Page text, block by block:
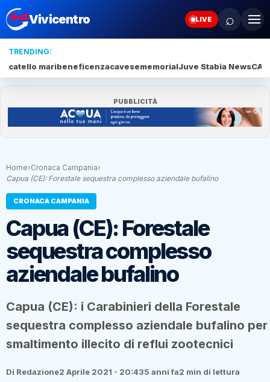
Vivicentro LIVE ⌕
TRENDING:
catello maribeneficenzacavesememorialJuve Stabia News
PUBBLICITÀ
Home›Cronaca Campania›
Capua (CE): Forestale sequestra complesso aziendale bufalino
CRONACA CAMPANIA
Capua (CE): Forestale
sequestra complesso
aziendale bufalino
Capua (CE): i Carabinieri della Forestale
sequestra complesso aziendale bufalino per
smaltimento illecito di reflui zootecnici
Di Redazione2 Aprile 2021 - 20:435 anni fa2 min di lettura